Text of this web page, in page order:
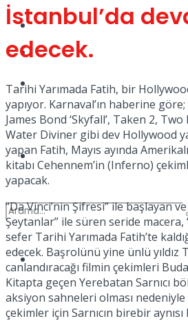
Kadınca
Dünya
Türkiye
Spor
Podcast
No Result
İstanbul’da
edecek.
Tarihi Yarımada Fatih, bir
yapıyor. Karnaval’ın haberine
James Bond ‘Skyfall’, Taken 2,
Water Diviner gibi dev Hollywood
yapan Fatih, Mayıs ayında
kitabı Cehennem’in (Inferno)
yapacak.
“Da Vinci’nin Şifresi” ile başlayan
Şeytanlar” ile süren seride macera,
sefer Tarihi Yarımada Fatih’te
edecek. Başrolünü yine ünlü yıldız
canlandıracağı filmin çekimleri
Kitapta geçen Yerebatan Sarnıcı
aksiyon sahneleri olması
çekimler için Sarnıcın birebir